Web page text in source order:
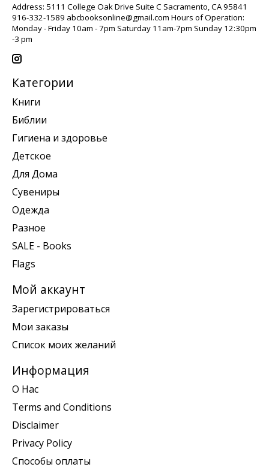
Address: 5111 College Oak Drive Suite C Sacramento, CA 95841
916-332-1589 abcbooksonline@gmail.com Hours of Operation:
Monday - Friday 10am - 7pm Saturday 11am-7pm Sunday 12:30pm
-3 pm
Категории
Книги
Библии
Гигиена и здоровье
Детское
Для Дома
Сувениры
Одежда
Разное
SALE - Books
Flags
Мой аккаунт
Зарегистрироваться
Мои заказы
Список моих желаний
Информация
О Нас
Terms and Conditions
Disclaimer
Privacy Policy
Способы оплаты